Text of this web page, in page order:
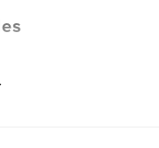
Libros de arte y